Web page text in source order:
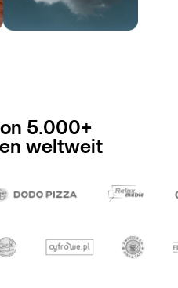
5.000+
weltweit